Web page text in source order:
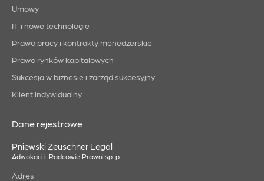
Umowy
IT i nowe technologie
Prawo pracy i kontrakty menedżerskie
Prawo rynków kapitałowych
Sukcesja w biznesie i zarząd sukcesyjny
Klient indywidualny
Dane rejestrowe
Pniewski Zeuschner Legal
Adwokaci i Radcowie Prawni sp. p.
Adres